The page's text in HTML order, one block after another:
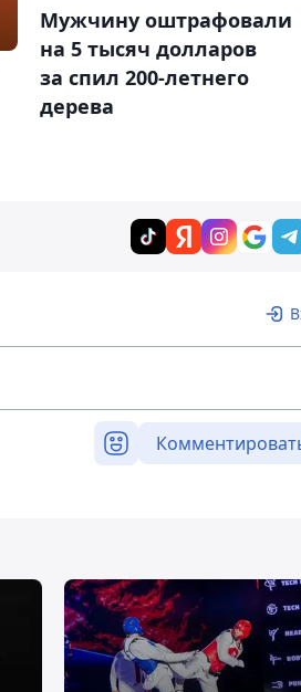
Мужчину оштрафовали
на 5 тысяч долларов
за спил 200‑летнего
дерева